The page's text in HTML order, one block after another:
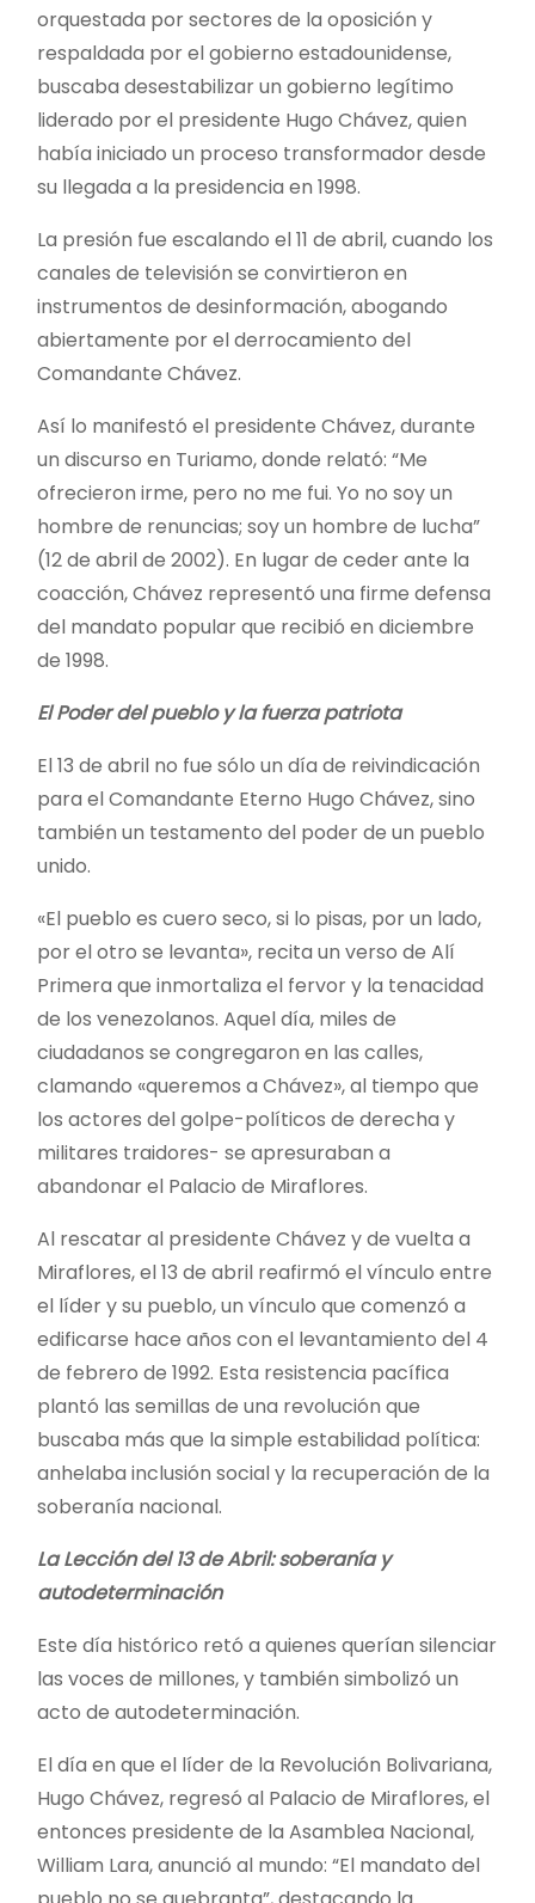
orquestada por sectores de la oposición y
respaldada por el gobierno estadounidense,
buscaba desestabilizar un gobierno legítimo
liderado por el presidente Hugo Chávez, quien
había iniciado un proceso transformador desde
su llegada a la presidencia en 1998.
La presión fue escalando el 11 de abril, cuando los
canales de televisión se convirtieron en
instrumentos de desinformación, abogando
abiertamente por el derrocamiento del
Comandante Chávez.
Así lo manifestó el presidente Chávez, durante
un discurso en Turiamo, donde relató: “Me
ofrecieron irme, pero no me fui. Yo no soy un
hombre de renuncias; soy un hombre de lucha”
(12 de abril de 2002). En lugar de ceder ante la
coacción, Chávez representó una firme defensa
del mandato popular que recibió en diciembre
de 1998.
El Poder del pueblo y la fuerza patriota
El 13 de abril no fue sólo un día de reivindicación
para el Comandante Eterno Hugo Chávez, sino
también un testamento del poder de un pueblo
unido.
«El pueblo es cuero seco, si lo pisas, por un lado,
por el otro se levanta», recita un verso de Alí
Primera que inmortaliza el fervor y la tenacidad
de los venezolanos. Aquel día, miles de
ciudadanos se congregaron en las calles,
clamando «queremos a Chávez», al tiempo que
los actores del golpe-políticos de derecha y
militares traidores- se apresuraban a
abandonar el Palacio de Miraflores.
Al rescatar al presidente Chávez y de vuelta a
Miraflores, el 13 de abril reafirmó el vínculo entre
el líder y su pueblo, un vínculo que comenzó a
edificarse hace años con el levantamiento del 4
de febrero de 1992. Esta resistencia pacífica
plantó las semillas de una revolución que
buscaba más que la simple estabilidad política:
anhelaba inclusión social y la recuperación de la
soberanía nacional.
La Lección del 13 de Abril: soberanía y
autodeterminación
Este día histórico retó a quienes querían silenciar
las voces de millones, y también simbolizó un
acto de autodeterminación.
El día en que el líder de la Revolución Bolivariana,
Hugo Chávez, regresó al Palacio de Miraflores, el
entonces presidente de la Asamblea Nacional,
William Lara, anunció al mundo: “El mandato del